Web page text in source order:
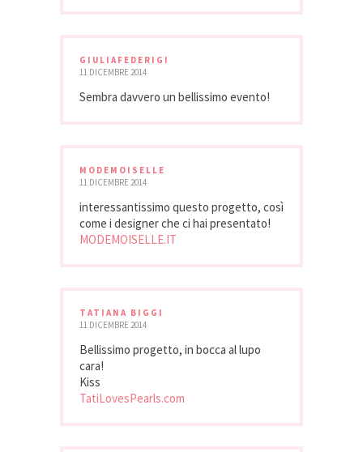
GIULIAFEDERIGI
11 DICEMBRE 2014
Sembra davvero un bellissimo evento!
MODEMOISELLE
11 DICEMBRE 2014
interessantissimo questo progetto, così
come i designer che ci hai presentato!
MODEMOISELLE.IT
TATIANA BIGGI
11 DICEMBRE 2014
Bellissimo progetto, in bocca al lupo
cara!
Kiss
TatiLovesPearls.com